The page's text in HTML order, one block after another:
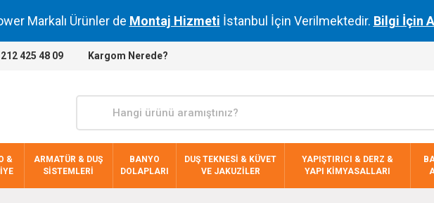
Markalı Ürünler de Montaj Hizmeti İstanbul İçin Verilmektedir. Bilgi İçin
425 48 09 Kargom Nerede?
&
ARMATÜR & DUŞ
SİSTEMLERİ
BANYO
DOLAPLARI
DUŞ TEKNESİ & KÜVET
VE JAKUZİLER
YAPIŞTIRICI & DERZ &
YAPI KİMYASALLARI